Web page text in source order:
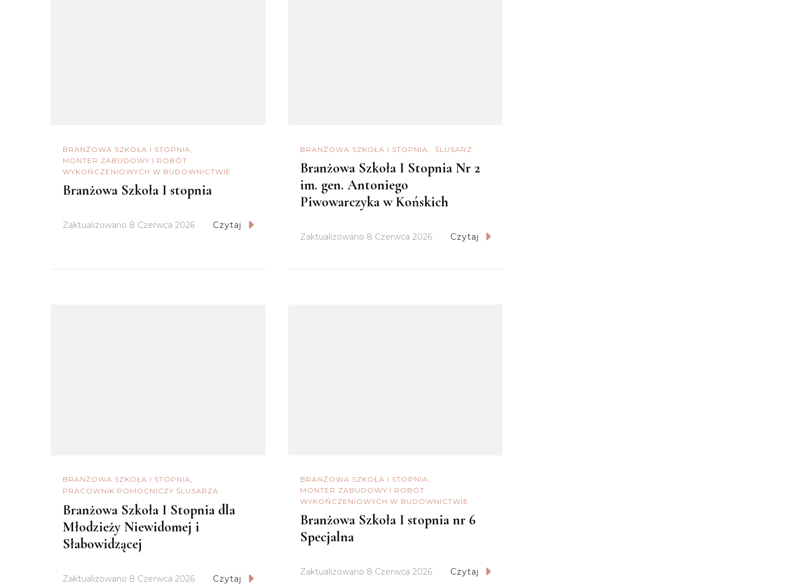
BRANŻOWA SZKOŁA I STOPNIA
MONTER ZABUDOWY I ROBÓT
WYKOŃCZENIOWYCH W BUDOWNICTWIE
Branżowa Szkoła I stopnia
Zaktualizowano 8 Czerwca 2026 Czytaj
BRANŻOWA SZKOŁA I STOPNIA ŚLUSARZ
Branżowa Szkoła I Stopnia Nr 2
im. gen. Antoniego
Piwowarczyka w Końskich
Zaktualizowano 8 Czerwca 2026 Czytaj
BRANŻOWA SZKOŁA I STOPNIA
PRACOWNIK POMOCNICZY ŚLUSARZA
Branżowa Szkoła I Stopnia dla
Młodzieży Niewidomej i
Słabowidzącej
Zaktualizowano 8 Czerwca 2026 Czytaj
BRANŻOWA SZKOŁA I STOPNIA
MONTER ZABUDOWY I ROBÓT
WYKOŃCZENIOWYCH W BUDOWNICTWIE
Branżowa Szkoła I stopnia nr 6
Specjalna
Zaktualizowano 8 Czerwca 2026 Czytaj